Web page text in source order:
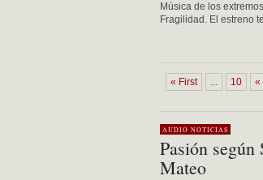
Música de los
Fragilidad. El estreno
« First ... 10 «
AUDIO NOTICIAS
Pasión según
Mateo